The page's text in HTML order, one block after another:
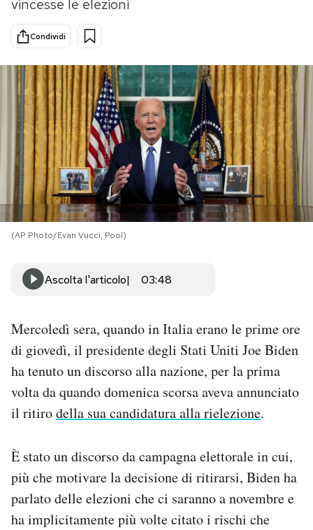
Sport
PODCAST
NEWSLETTER
I MIEI PREFERITI
SHOP
Area Personale
Newsletter
Notifiche mobile
Hai bisogno di aiuto?
Esci
vincesse le elezioni
Condividi
(AP Photo/Evan Vucci, Pool)
Ascolta l'articolo 03:48
Mercoledì sera, quando in Italia erano le prime ore
di giovedì, il presidente degli Stati Uniti Joe Biden
ha tenuto un discorso alla nazione, per la prima
volta da quando domenica scorsa aveva annunciato
il ritirodella sua candidatura alla rielezione.
È stato un discorso da campagna elettorale in cui,
più che motivare la decisione di ritirarsi, Biden ha
parlato delle elezioni che ci saranno a novembre e
ha implicitamente più volte citato i rischi che